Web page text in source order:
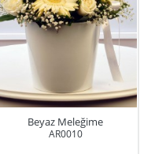
Beyaz Meleğime
AR0010